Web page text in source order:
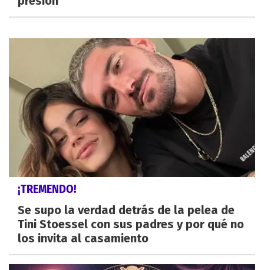
¡TREMENDO!
Se supo la verdad detrás de la pelea de
Tini Stoessel con sus padres y por qué no
los invita al casamiento